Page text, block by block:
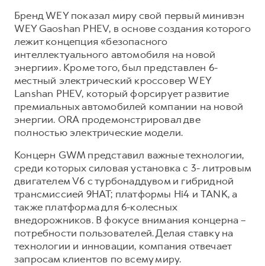
Бренд WEY показал миру свой первый минивэн
WEY Gaoshan PHEV, в основе создания которого
лежит концепция «безопасного
интеллектуального автомобиля на новой
энергии». Кроме того, был представлен 6-
местный электрический кроссовер WEY
Lanshan PHEV, который форсирует развитие
премиальных автомобилей компании на новой
энергии. ORA продемонстрировал две
полностью электрические модели.
Концерн GWM представил важные технологии,
среди которых силовая установка с 3- литровым
двигателем V6 с турбонаддувом и гибридной
трансмиссией 9HAT; платформы Hi4 и TANK, а
также платформа для 6-колесных
внедорожников. В фокусе внимания концерна –
потребности пользователей. Делая ставку на
технологии и инновации, компания отвечает
запросам клиентов по всему миру.